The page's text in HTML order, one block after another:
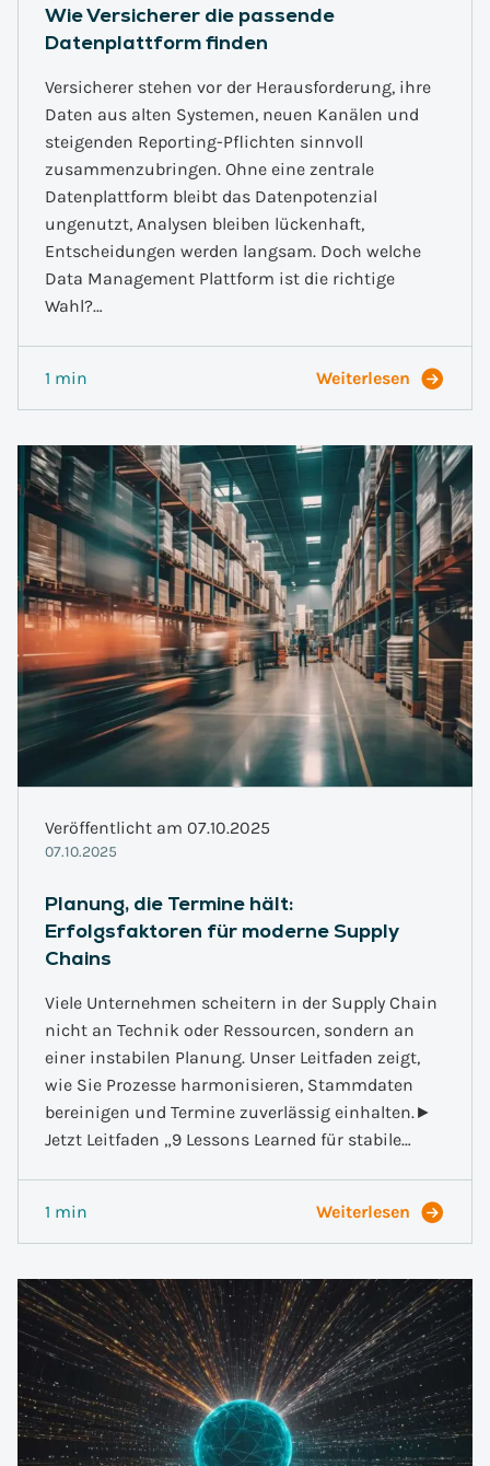
Wie Versicherer die passende
Datenplattform finden
Versicherer stehen vor der Herausforderung, ihre
Daten aus alten Systemen, neuen Kanälen und
steigenden Reporting-Pflichten sinnvoll
zusammenzubringen. Ohne eine zentrale
Datenplattform bleibt das Datenpotenzial
ungenutzt, Analysen bleiben lückenhaft,
Entscheidungen werden langsam. Doch welche
Data Management Plattform ist die richtige
Wahl?…
1 min Weiterlesen
Veröffentlicht am 07.10.2025
07.10.2025
Planung, die Termine hält:
Erfolgsfaktoren für moderne Supply
Chains
Viele Unternehmen scheitern in der Supply Chain
nicht an Technik oder Ressourcen, sondern an
einer instabilen Planung. Unser Leitfaden zeigt,
wie Sie Prozesse harmonisieren, Stammdaten
bereinigen und Termine zuverlässig einhalten.►
Jetzt Leitfaden „9 Lessons Learned für stabile…
1 min Weiterlesen